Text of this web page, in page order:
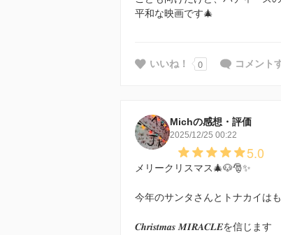
平和な映画です🎄
いいね！ 0 コメント
Michの感想・評価
2025/12/25 00:22
5.0
メリークリスマス🎄🐶🎅✨
今年のサンタさんとトナカイは
𝑪𝒉𝒓𝒊𝒔𝒕𝒎𝒂𝒔 𝑴𝑰𝑹𝑨𝑪𝑳𝑬を信じます